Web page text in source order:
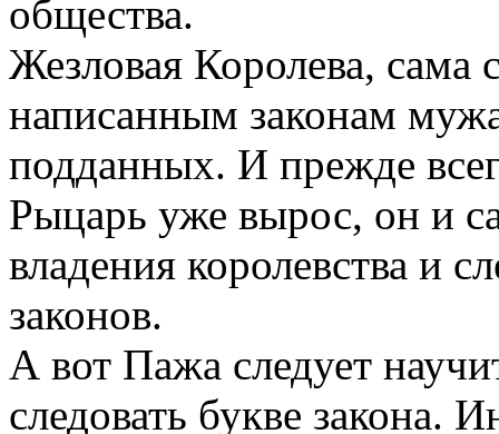
общества.
Жезловая Королева, сама
написанным законам
подданных. И прежде
Рыцарь уже вырос, он и
владения королевства и
законов.
А вот Пажа следует
следовать букве закона.